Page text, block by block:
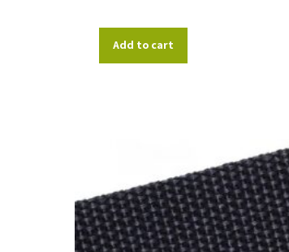
Add to cart